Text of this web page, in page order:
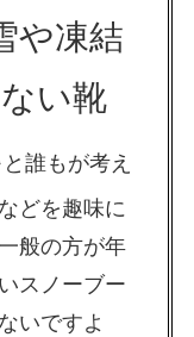
や凍結
い靴
と誰もが考え
どを趣味に
般の方が年
スノーブー
いですよ